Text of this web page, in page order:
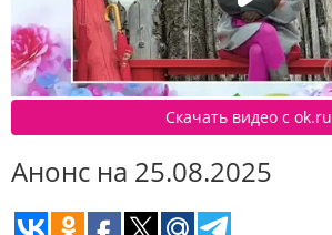
Скачать видео c ok.ru
Анонс на 25.08.2025